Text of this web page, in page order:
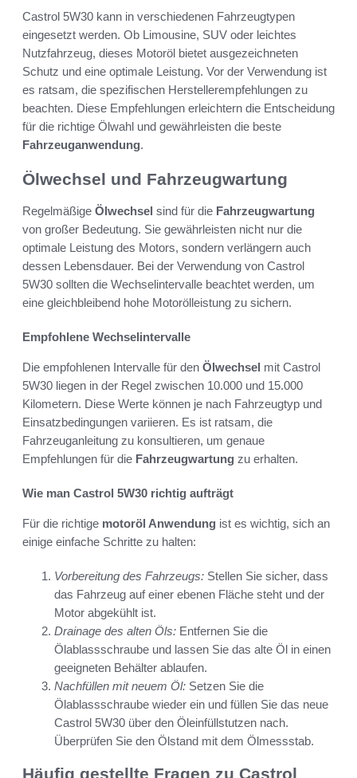
Castrol 5W30 kann in verschiedenen Fahrzeugtypen
eingesetzt werden. Ob Limousine, SUV oder leichtes
Nutzfahrzeug, dieses Motoröl bietet ausgezeichneten
Schutz und eine optimale Leistung. Vor der Verwendung ist
es ratsam, die spezifischen Herstellerempfehlungen zu
beachten. Diese Empfehlungen erleichtern die Entscheidung
für die richtige Ölwahl und gewährleisten die beste
Fahrzeuganwendung.
Ölwechsel und Fahrzeugwartung
Regelmäßige Ölwechsel sind für die Fahrzeugwartung
von großer Bedeutung. Sie gewährleisten nicht nur die
optimale Leistung des Motors, sondern verlängern auch
dessen Lebensdauer. Bei der Verwendung von Castrol
5W30 sollten die Wechselintervalle beachtet werden, um
eine gleichbleibend hohe Motorölleistung zu sichern.
Empfohlene Wechselintervalle
Die empfohlenen Intervalle für den Ölwechsel mit Castrol
5W30 liegen in der Regel zwischen 10.000 und 15.000
Kilometern. Diese Werte können je nach Fahrzeugtyp und
Einsatzbedingungen variieren. Es ist ratsam, die
Fahrzeuganleitung zu konsultieren, um genaue
Empfehlungen für die Fahrzeugwartung zu erhalten.
Wie man Castrol 5W30 richtig aufträgt
Für die richtige motoröl Anwendung ist es wichtig, sich an
einige einfache Schritte zu halten:
Vorbereitung des Fahrzeugs: Stellen Sie sicher, dass
das Fahrzeug auf einer ebenen Fläche steht und der
Motor abgekühlt ist.
Drainage des alten Öls: Entfernen Sie die
Ölablassschraube und lassen Sie das alte Öl in einen
geeigneten Behälter ablaufen.
Nachfüllen mit neuem Öl: Setzen Sie die
Ölablassschraube wieder ein und füllen Sie das neue
Castrol 5W30 über den Öleinfüllstutzen nach.
Überprüfen Sie den Ölstand mit dem Ölmessstab.
Häufig gestellte Fragen zu Castrol